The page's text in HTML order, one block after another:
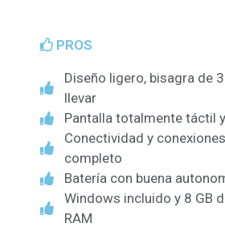
PROS
Diseño ligero, bisagra de
llevar
Pantalla totalmente táctil
Conectividad y
completo
Batería con buena
Windows incluido y 8 GB
RAM